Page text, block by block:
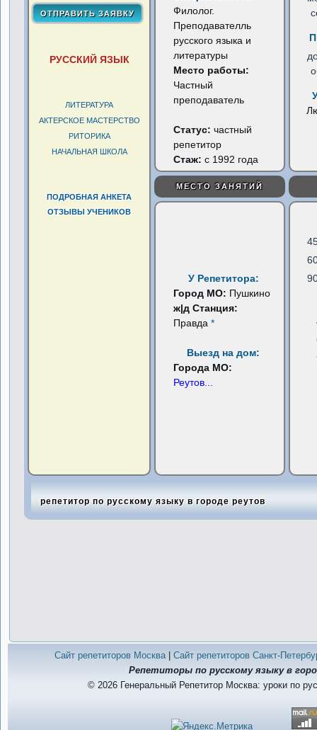
РУССКИЙ ЯЗЫК
ЛИТЕРАТУРА
АКТЕРСКОЕ МАСТЕРСТВО
РИТОРИКА
НАЧАЛЬНАЯ ШКОЛА
ПОДРОБНАЯ АНКЕТА
ОТЗЫВЫ УЧЕНИКОВ
Филолог.
Преподавателль
русского языка и
литературы
Место работы:
Частный
преподаватель
Статус:частный
репетитор
Стаж: с 1992 года
МЕСТО ЗАНЯТИЙ
У Репетитора:
Город МО: Пушкино
ж|д Станция:
Правда*
Выезд на дом:
Города МО:
Реутов
репетитор по русскому языку в городе реутов
Сайт репетиторов Москва| Сайт репетиторов Санкт-
Репетиторы по русскому языку в
© 2026 Генеральный Репетитор Москва: уроки по